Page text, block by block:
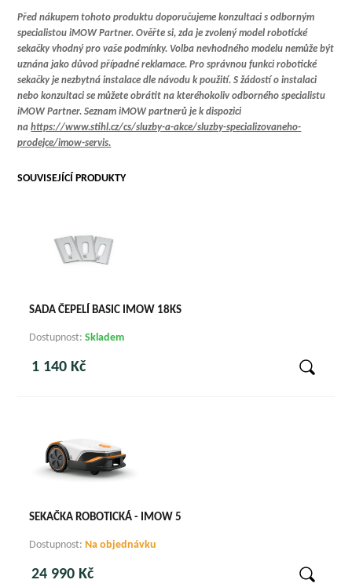
Před nákupem tohoto produktu doporučujeme konzultaci s odborným
specialistou iMOW Partner. Ověřte si, zda je zvolený model robotické
sekačky vhodný pro vaše podmínky. Volba nevhodného modelu nemůže být
uznána jako důvod případné reklamace. Pro správnou funkci robotické
sekačky je nezbytná instalace dle návodu k použití. S žádostí o instalaci
nebo konzultaci se můžete obrátit na kteréhokoliv odborného specialistu
iMOW Partner. Seznam iMOW partnerů je k dispozici
nahttps://www.stihl.cz/cs/sluzby-a-akce/sluzby-specializovaneho-
prodejce/imow-servis.
SOUVISEJÍCÍ PRODUKTY
SADA ČEPELÍ BASIC IMOW 18KS
Dostupnost:Skladem
1 140 Kč
SEKAČKA ROBOTICKÁ - IMOW 5
Dostupnost: Na objednávku
24 990 Kč